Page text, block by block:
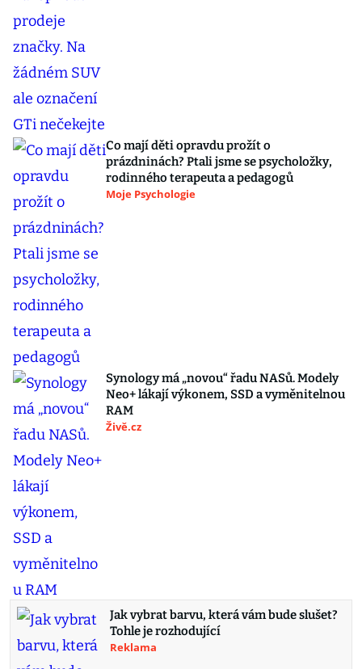
Co mají děti opravdu prožít o
prázdninách? Ptali jsme se psycholožky,
rodinného terapeuta a pedagogů
Moje Psychologie
Synology má „novou“ řadu NASů. Modely
Neo+ lákají výkonem, SSD a vyměnitelnou
RAM
Živě.cz
Jak vybrat barvu, která vám bude slušet?
Tohle je rozhodující
Reklama